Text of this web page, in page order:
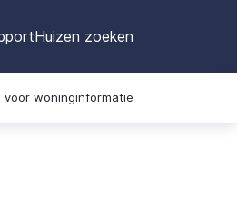
Huizen zoeken
woninginformatie